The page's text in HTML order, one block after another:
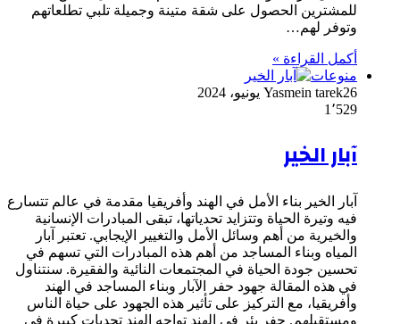
للمشترين الحصول على شقة متينة وجميلة تلبي تطلعاتهم
وتوفر لهم…
أكمل القراءة »
منوعات
Yasmein tarek26 يونيو، 2024
1٬529
آبار الخير
آبار الخير بناء الأمل في الهند وأفريقيا مقدمة في عالم تتسارع
فيه وتيرة الحياة وتتزايد تحدياتها، تبقى المبادرات الإنسانية
والخيرية من أهم وسائل الأمل والتغيير الإيجابي. تعتبر آبار
المياه وبناء المساجد من أهم هذه المبادرات التي تسهم في
تحسين جودة الحياة في المجتمعات النائية والفقيرة. سنتناول
في هذه المقالة جهود حفر الآبار وبناء المساجد في الهند
وأفريقيا، مع التركيز على تأثير هذه الجهود على حياة الناس
ومستقبلهم. حفر بئر في الهند تواجه الهند تحديات كبيرة في